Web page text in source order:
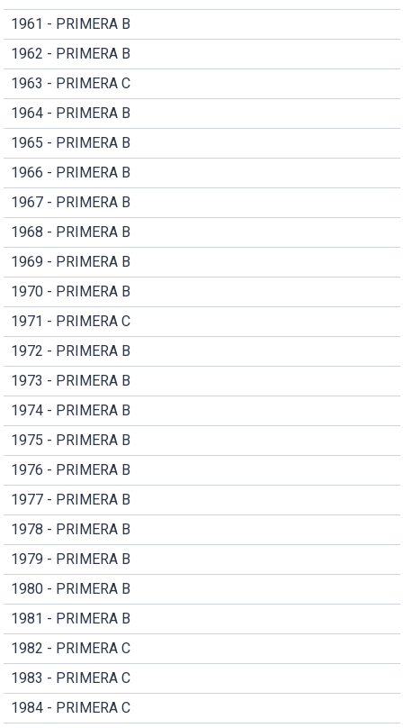
1961 - PRIMERA B
1962 - PRIMERA B
1963 - PRIMERA C
1964 - PRIMERA B
1965 - PRIMERA B
1966 - PRIMERA B
1967 - PRIMERA B
1968 - PRIMERA B
1969 - PRIMERA B
1970 - PRIMERA B
1971 - PRIMERA C
1972 - PRIMERA B
1973 - PRIMERA B
1974 - PRIMERA B
1975 - PRIMERA B
1976 - PRIMERA B
1977 - PRIMERA B
1978 - PRIMERA B
1979 - PRIMERA B
1980 - PRIMERA B
1981 - PRIMERA B
1982 - PRIMERA C
1983 - PRIMERA C
1984 - PRIMERA C